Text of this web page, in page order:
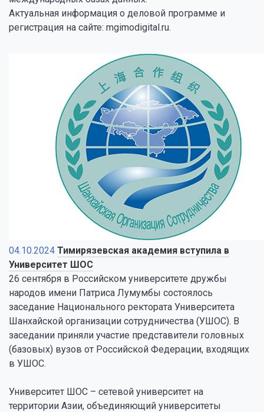
Актуальная информация о деловой программе и
регистрация на сайте: mgimodigital.ru.
04.10.2024 Тимирязевская академия вступила в
Университет ШОС
26 сентября в Российском университете дружбы
народов имени Патриса Лумумбы состоялось
заседание Национального ректората Университета
Шанхайской организации сотрудничества (УШОС). В
заседании приняли участие представители головных
(базовых) вузов от Российской Федерации, входящих
в УШОС.
Университет ШОС – сетевой университет на
территории Азии, объединяющий университеты